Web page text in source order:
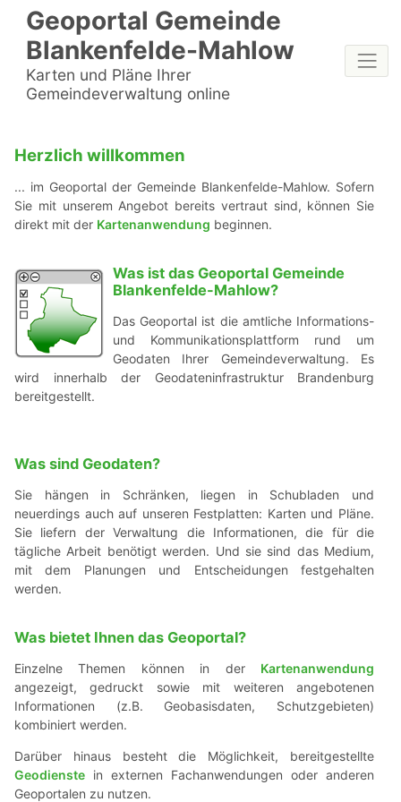
Geoportal Gemeinde
Blankenfelde-Mahlow
Karten und Pläne Ihrer
Gemeindeverwaltung online
Herzlich willkommen
... im Geoportal der Gemeinde Blankenfelde-Mahlow. Sofern
Sie mit unserem Angebot bereits vertraut sind, können Sie
direkt mit der Kartenanwendung beginnen.
Was ist das Geoportal Gemeinde
Blankenfelde-Mahlow?
Das Geoportal ist die amtliche Informations-
und Kommunikationsplattform rund um
Geodaten Ihrer Gemeindeverwaltung. Es
wird innerhalb der Geodateninfrastruktur Brandenburg
bereitgestellt.
Was sind Geodaten?
Sie hängen in Schränken, liegen in Schubladen und
neuerdings auch auf unseren Festplatten: Karten und Pläne.
Sie liefern der Verwaltung die Informationen, die für die
tägliche Arbeit benötigt werden. Und sie sind das Medium,
mit dem Planungen und Entscheidungen festgehalten
werden.
Was bietet Ihnen das Geoportal?
Einzelne Themen können in der Kartenanwendung
angezeigt, gedruckt sowie mit weiteren angebotenen
Informationen (z.B. Geobasisdaten, Schutzgebieten)
kombiniert werden.
Darüber hinaus besteht die Möglichkeit, bereitgestellte
Geodienste in externen Fachanwendungen oder anderen
Geoportalen zu nutzen.